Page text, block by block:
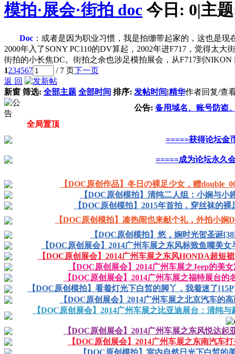
模拍·展会·街拍 doc 今日: 0|主
Doc ：或者是因为职业习惯，我是拍绷带起家的，这也是
2000年入了SONY PC110的DV算起，2002年进F717，觉得太
街拍的小长焦DC。街拍之余也涉足模拍展会，从F717到NIKON
1234567 / 7 页下一页
返 回
新窗 筛选: 全部主题 全部时间 排序: 发帖时间|精华作者回复/查
公告: 备用域名、账号防盗
全局置顶
=====获得论坛金
=====成为论坛永久
【DOC原创作品】冬日の裸足少女，赠
【DOC原创模拍】清纯二人组：小娴与小
【DOC原创模拍】2015年首拍，穿丝袜的裸
【DOC原创模拍】凑热闹也来献个礼，外拍小娴
【DOC原创模拍】悠，娴时光贺圣诞
【DOC原创展会】2014广州车展之东风标致鱼嘴美女
【DOC原创展会】2014广州车展之东风HONDA超短
【DOC原创展会】2014广州车展之Jeep的美
【DOC原创展会】2014广州车展之福特展台的
【DOC原创模拍】看着灯光下白皙的脚丫，我着迷了
【DOC原创展会】2014广州车展之北京汽车的
【DOC原创展会】2014广州车展之比亚迪展台：清纯
【DOC原创展会】2014广州车展之东风悦达起
【DOC原创展会】2014广州车展之东南汽车
【DOC原创模拍】室内自然日光下白皙的